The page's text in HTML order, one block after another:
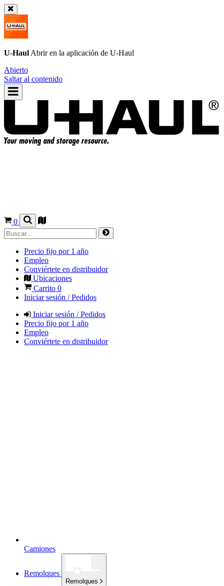
U-Haul Abrir en la aplicación de U-Haul
Abierto
Saltar al contenido
0
Precio fijo por 1 año
Empleo
Conviértete en distribuidor
Ubicaciones
Carrito 0
Iniciar sesión / Pedidos
Iniciar sesión / Pedidos
Precio fijo por 1 año
Empleo
Conviértete en distribuidor
Camiones
Remolques
Remolques